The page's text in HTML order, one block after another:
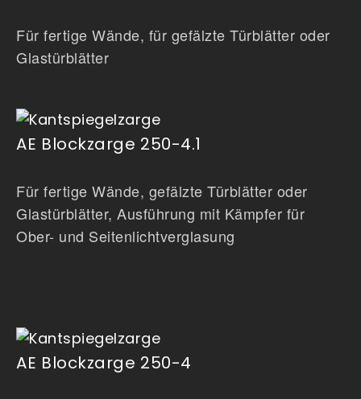
Für fertige Wände, für gefälzte Türblätter oder
Glastürblätter
AE Blockzarge 250-4.1
Für fertige Wände, gefälzte Türblätter oder
Glastürblätter, Ausführung mit Kämpfer für
Ober- und Seitenlichtverglasung
AE Blockzarge 250-4